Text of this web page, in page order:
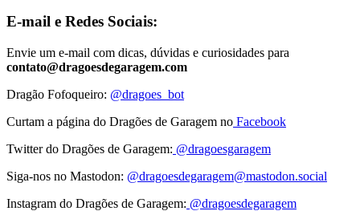
E-mail e Redes Sociais:
Envie um e-mail com dicas, dúvidas e curiosidades para
contato@dragoesdegaragem.com
Dragão Fofoqueiro: @dragoes_bot
Curtam a página do Dragões de Garagem no Facebook
Twitter do Dragões de Garagem: @dragoesgaragem
Siga-nos no Mastodon: @dragoesdegaragem@mastodon.social
Instagram do Dragões de Garagem: @dragoesdegaragem